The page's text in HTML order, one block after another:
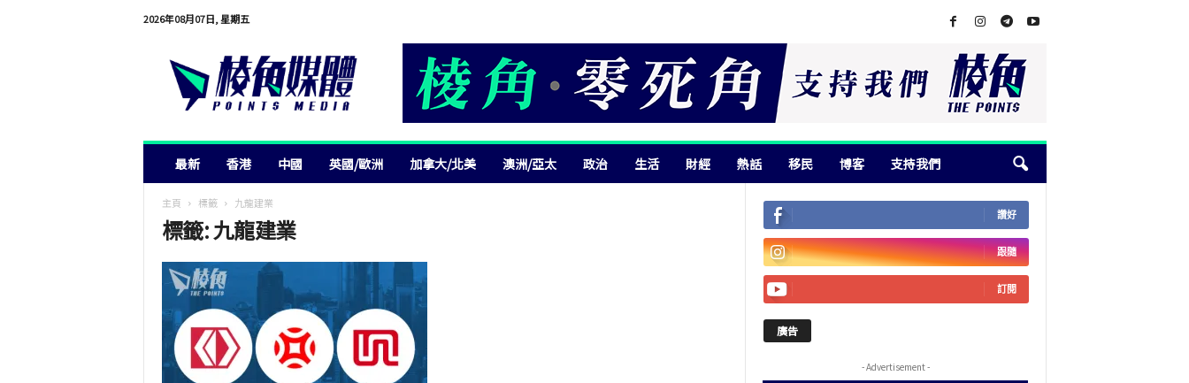
2026年08月07日, 星期五
最新 香港 中國 英國/歐洲 加拿大/北美 澳洲/亞太 政治 生活 財經 熱話 移民 博客 支持我們
主頁 標籤 九龍建業
標籤: 九龍建業 讚好
跟隨
訂閱
廣告
- Advertisement -